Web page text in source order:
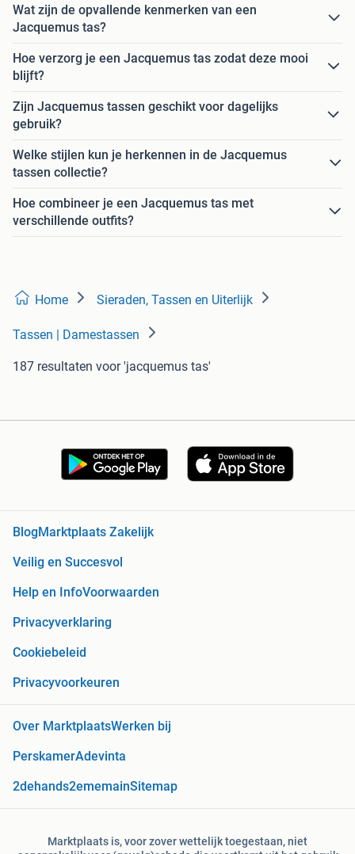
Wat zijn de opvallende kenmerken van een
Jacquemus tas?
Hoe verzorg je een Jacquemus tas zodat deze mooi
blijft?
Zijn Jacquemus tassen geschikt voor dagelijks
gebruik?
Welke stijlen kun je herkennen in de Jacquemus
tassen collectie?
Hoe combineer je een Jacquemus tas met
verschillende outfits?
Home Sieraden, Tassen en Uiterlijk
Tassen | Damestassen
187 resultaten voor 'jacquemus tas'
BlogMarktplaats Zakelijk
Veilig en Succesvol
Help en InfoVoorwaarden
Privacyverklaring
Cookiebeleid
Privacyvoorkeuren
Over MarktplaatsWerken bij
PerskamerAdevinta
2dehands2ememainSitemap
Marktplaats is, voor zover wettelijk toegestaan, niet